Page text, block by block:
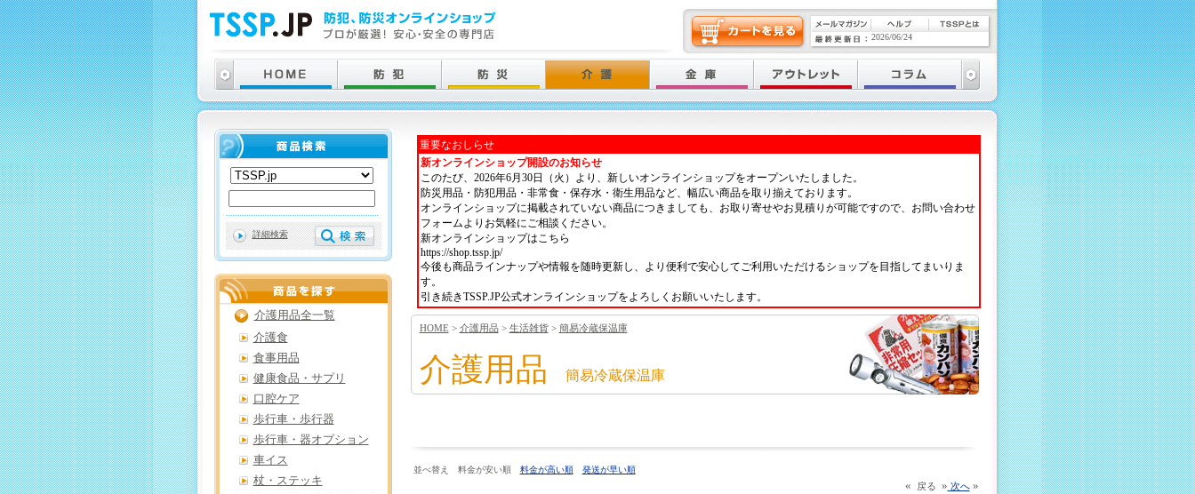
重要なおしらせ
新オンラインショップ開設のお知らせ
このたび、2026年6月30日（火）より、新しいオンラインショップをオープンいたしました。
防災用品・防犯用品・非常食・保存水・衛生用品など、幅広い商品を取り揃えております。
オンラインショップに掲載されていない商品につきましても、お取り寄せやお見積りが可能ですので、お問い合わせ
フォームよりお気軽にご相談ください。
新オンラインショップはこちら
https://shop.tssp.jp/
今後も商品ラインナップや情報を随時更新し、より便利で安心してご利用いただけるショップを目指してまいりま
す。
引き続きTSSP.JP公式オンラインショップをよろしくお願いいたします。
HOME > 介護用品> 生活雑貨> 簡易冷蔵保温庫
介護用品 簡易冷蔵保温庫
並べ替え 料金が安い順 料金が高い順 発送が早い順
« 戻る » 次へ»
詳細検索
介護用品全一覧
介護食
食事用品
健康食品・サプリ
口腔ケア
歩行車・歩行器
歩行車・器オプション
車イス
杖・ステッキ
2026/06/24